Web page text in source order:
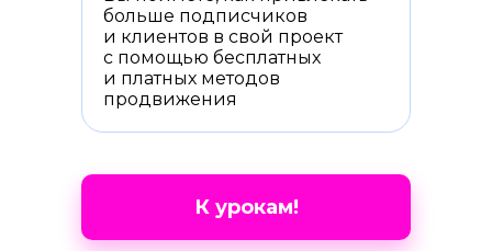
больше подписчиков
и клиентов в свой проект
с помощью бесплатных
и платных методов
продвижения
К урокам!